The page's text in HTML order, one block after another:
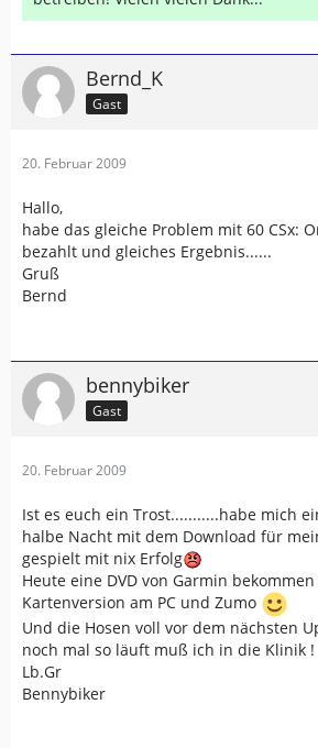
Bernd_K
Gast
20. Februar 2009
Hallo,
habe das gleiche Problem mit 60 CSx:
bezahlt und gleiches Ergebnis......
Gruß
Bernd
bennybiker
Gast
20. Februar 2009
Ist es euch ein Trost...........habe mich
halbe Nacht mit dem Download für
gespielt mit nix Erfolg
Heute eine DVD von Garmin
Kartenversion am PC und Zumo
Und die Hosen voll vor dem nächsten
noch mal so läuft muß ich in die Klinik !
Lb.Gr
Bennybiker